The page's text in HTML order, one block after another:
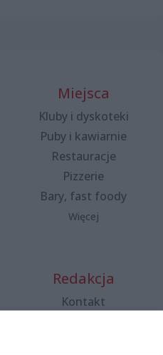
Miejsca
Kluby i dyskoteki
Puby i kawiarnie
Restauracje
Pizzerie
Bary, fast foody
Więcej
Redakcja
Kontakt